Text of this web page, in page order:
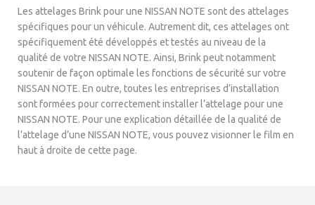
Les attelages Brink pour une NISSAN NOTE sont des attelages
spécifiques pour un véhicule. Autrement dit, ces attelages ont
spécifiquement été développés et testés au niveau de la
qualité de votre NISSAN NOTE. Ainsi, Brink peut notamment
soutenir de façon optimale les fonctions de sécurité sur votre
NISSAN NOTE. En outre, toutes les entreprises d’installation
sont formées pour correctement installer l’attelage pour une
NISSAN NOTE. Pour une explication détaillée de la qualité de
l’attelage d’une NISSAN NOTE, vous pouvez visionner le film en
haut à droite de cette page.